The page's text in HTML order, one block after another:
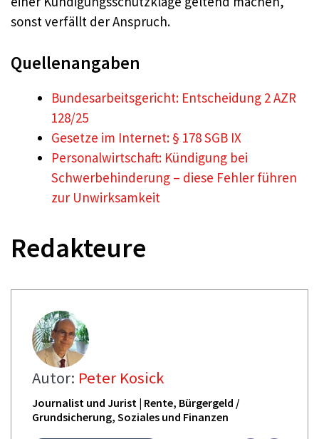
sonst verfällt der Anspruch.
Quellenangaben
Bundesarbeitsgericht: Entscheidung 2 AZR
128/25
Gesetze im Internet: § 178 SGB IX
Personalwirtschaft: Kündigung bei
Schwerbehinderung – diese Fehler führen
zur Unwirksamkeit
Redakteure
Autor: Peter Kosick
Journalist und Jurist | Rente, Bürgergeld /
Grundsicherung, Soziales und Finanzen